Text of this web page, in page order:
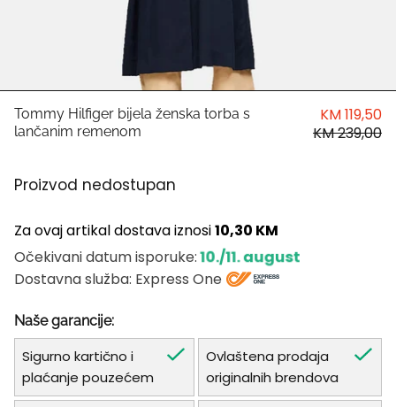
Antony Morato
LIU JO
Harvard
Tommy Hilfiger bijela ženska torba s
lančanim remenom
KM 119,50
KM 239,00
Proizvod nedostupan
Za ovaj artikal dostava iznosi10,30 KM
Očekivani datum isporuke: 10./11. august
Dostavna služba: Express One
Naše garancije:
Sigurno kartično i
plaćanje pouzećem
Ovlaštena prodaja
originalnih brendova